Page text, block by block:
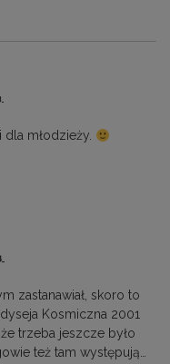
dla młodzieży.
zastanawiał, skoro to
Kosmiczna 2001
trzeba jeszcze było
też tam występują…